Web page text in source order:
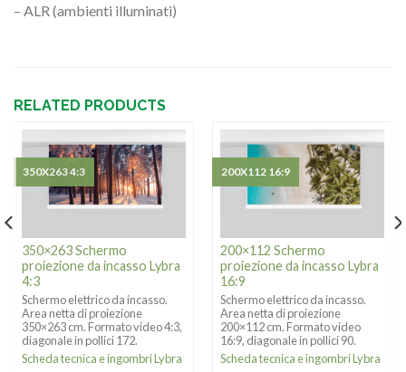
– ALR (ambienti illuminati)
RELATED PRODUCTS
350×263 Schermo
proiezione da incasso Lybra
4:3
Schermo elettrico da incasso.
Area netta di proiezione
350×263 cm. Formato video 4:3,
diagonale in pollici 172.
Scheda tecnica e ingombri Lybra
350X263 4:3
200×112 Schermo
proiezione da incasso Lybra
16:9
Schermo elettrico da incasso.
Area netta di proiezione
200×112 cm. Formato video
16:9, diagonale in pollici 90.
Scheda tecnica e ingombri Lybra
200X112 16:9